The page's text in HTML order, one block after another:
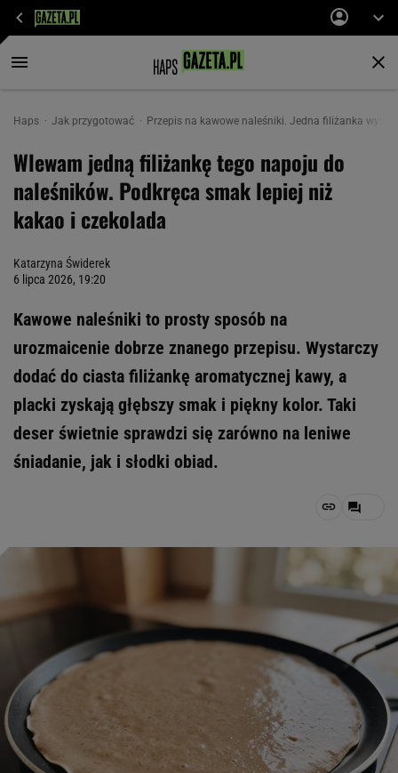
Haps Jak przygotować Przepis na kawowe naleśniki. Jedna filiżanka
Wlewam jedną filiżankę tego napoju do
naleśników. Podkręca smak lepiej niż
kakao i czekolada
Katarzyna Świderek
6 lipca 2026, 19:20
Kawowe naleśniki to prosty sposób na
urozmaicenie dobrze znanego przepisu. Wystarczy
dodać do ciasta filiżankę aromatycznej kawy, a
placki zyskają głębszy smak i piękny kolor. Taki
deser świetnie sprawdzi się zarówno na leniwe
śniadanie, jak i słodki obiad.